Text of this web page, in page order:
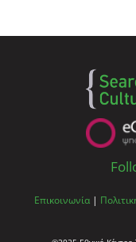
Επικοινωνία |